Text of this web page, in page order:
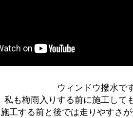
ウィンドウ撥水で
私も梅雨入りする前に施工して
施工する前と後では走りやすさ